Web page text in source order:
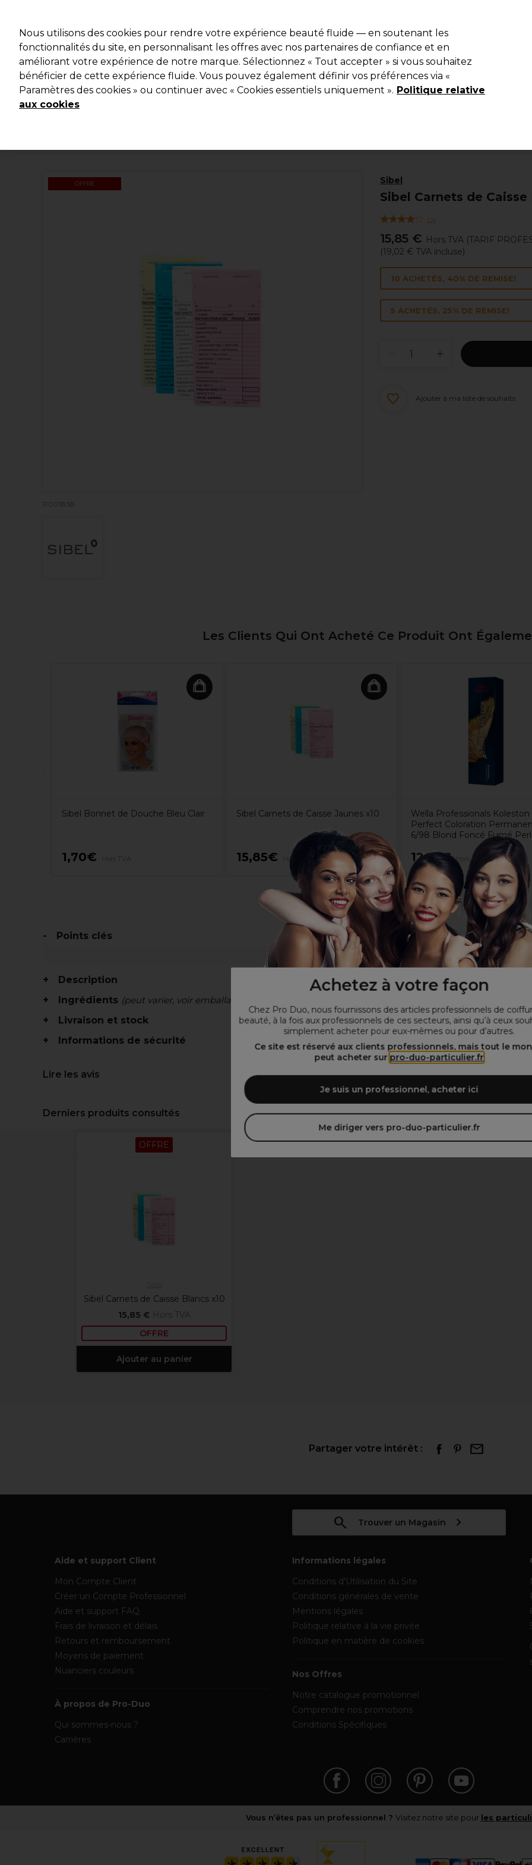
Achetez à votre façon
Chez Pro Duo, nous fournissons des articles professionnels de
beauté, à la fois aux professionnels de ces secteurs, ainsi qu’à ceux
simplement acheter pour eux-mêmes ou pour d’autres.
Ce site est réservé aux clients professionnels, mais tout le
peut acheter sur pro-duo-particulier.fr
Je suis un professionnel, acheter ici
Me diriger vers pro-duo-particulier.fr
Rechercher
Marques Bons plans Coiffure Electro et Matériel Equipement de salon Beauté Hommes Les
Livraison et délais
Sibel
Sibel Carnets de Caisse
(2)
15,85 € Hors TVA (TARIF
(19,02 € TVA incluse)
OFFRE
P001838
10 ACHETÉS, 40% DE REMISE!
5 ACHETÉS, 25% DE REMISE!
Ajouter à ma liste de souhaits
Les Clients Qui Ont Acheté Ce Produit Ont
Sibel Bonnet de Douche Bleu Clair
1,70€
Sibel Carnets de Caisse Jaunes x10
15,85€ Hors TVA
Wella Professionals Koleston
Perfect Coloration
6/98 Blond Foncé Fumé
12,10€ Hors TVA
Points clés
Description
Ingrédients (peut varier, voir emballage)
Livraison et stock
Informations de sécurité
Lire les avis
Derniers produits consultés
OFFRE
Sibel Carnets de Caisse Blancs x10
15,85 € Hors TVA
OFFRE
Ajouter au panier
Partager votre intérêt :
Trouver un Magasin
Aide et support Client
Mon Compte Client
Créer un Compte Professionnel
Aide et support FAQ
Frais de livraison et délais
Retours et remboursement
Moyens de paiement
Nuanciers couleurs
À propos de Pro-Duo
Qui sommes-nous ?
Carrières
Informations légales
Conditions d’Utilisation du Site
Conditions générales de vente
Mentions légales
Politique relative à la vie privée
Politique en matière de cookies
Nos Offres
Notre catalogue promotionnel
Comprendre nos promotions
Conditions Spécifiques
Vous n’êtes pas un professionnel ? Visitez notre site pour les
Nous utilisons des cookies pour rendre votre expérience beauté fluide — en soutenant les
fonctionnalités du site, en personnalisant les offres avec nos partenaires de confiance et en
améliorant votre expérience de notre marque. Sélectionnez « Tout accepter » si vous souhaitez
bénéficier de cette expérience fluide. Vous pouvez également définir vos préférences via «
Paramètres des cookies » ou continuer avec « Cookies essentiels uniquement ». Politique relative
aux cookies